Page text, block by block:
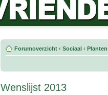
Forumoverzicht ‹ Sociaal ‹
Wenslijst 2013